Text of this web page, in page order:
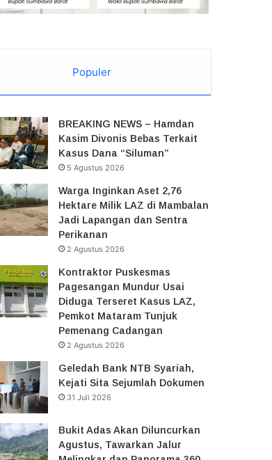
Populer
BREAKING NEWS – Hamdan
Kasim Divonis Bebas Terkait
Kasus Dana “Siluman”
5 Agustus 2026
Warga Inginkan Aset 2,76
Hektare Milik LAZ di Mambalan
Jadi Lapangan dan Sentra
Perikanan
2 Agustus 2026
Kontraktor Puskesmas
Pagesangan Mundur Usai
Diduga Terseret Kasus LAZ,
Pemkot Mataram Tunjuk
Pemenang Cadangan
2 Agustus 2026
Geledah Bank NTB Syariah,
Kejati Sita Sejumlah Dokumen
31 Juli 2026
Bukit Adas Akan Diluncurkan
Agustus, Tawarkan Jalur